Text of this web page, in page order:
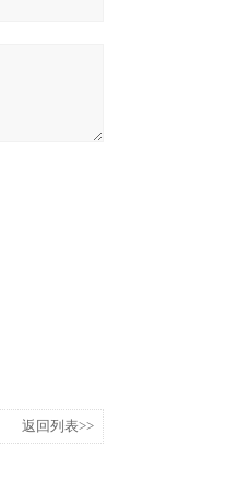
返回列表>>